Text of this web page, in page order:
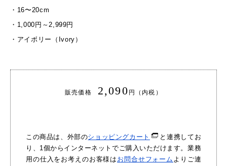
・ 16〜20cm
・ 1,000円～2,999円
・ アイボリー（Ivory）
販売価格 2,090 円（内税）
この商品は、外部のショッピングカート
と連携してお
り、1個からインターネットでご購入いただけます。業務
用の仕入をお考えのお客様は お問合せフォーム よりご連